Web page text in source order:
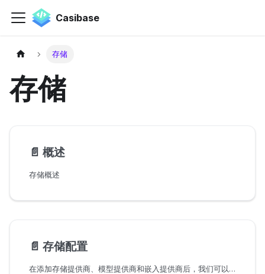
Casibase
存储
存储
📄️ 概述
存储概述
📄️ 存储配置
在添加存储提供商、模型提供商和嵌入提供商后，我们可以配置存储